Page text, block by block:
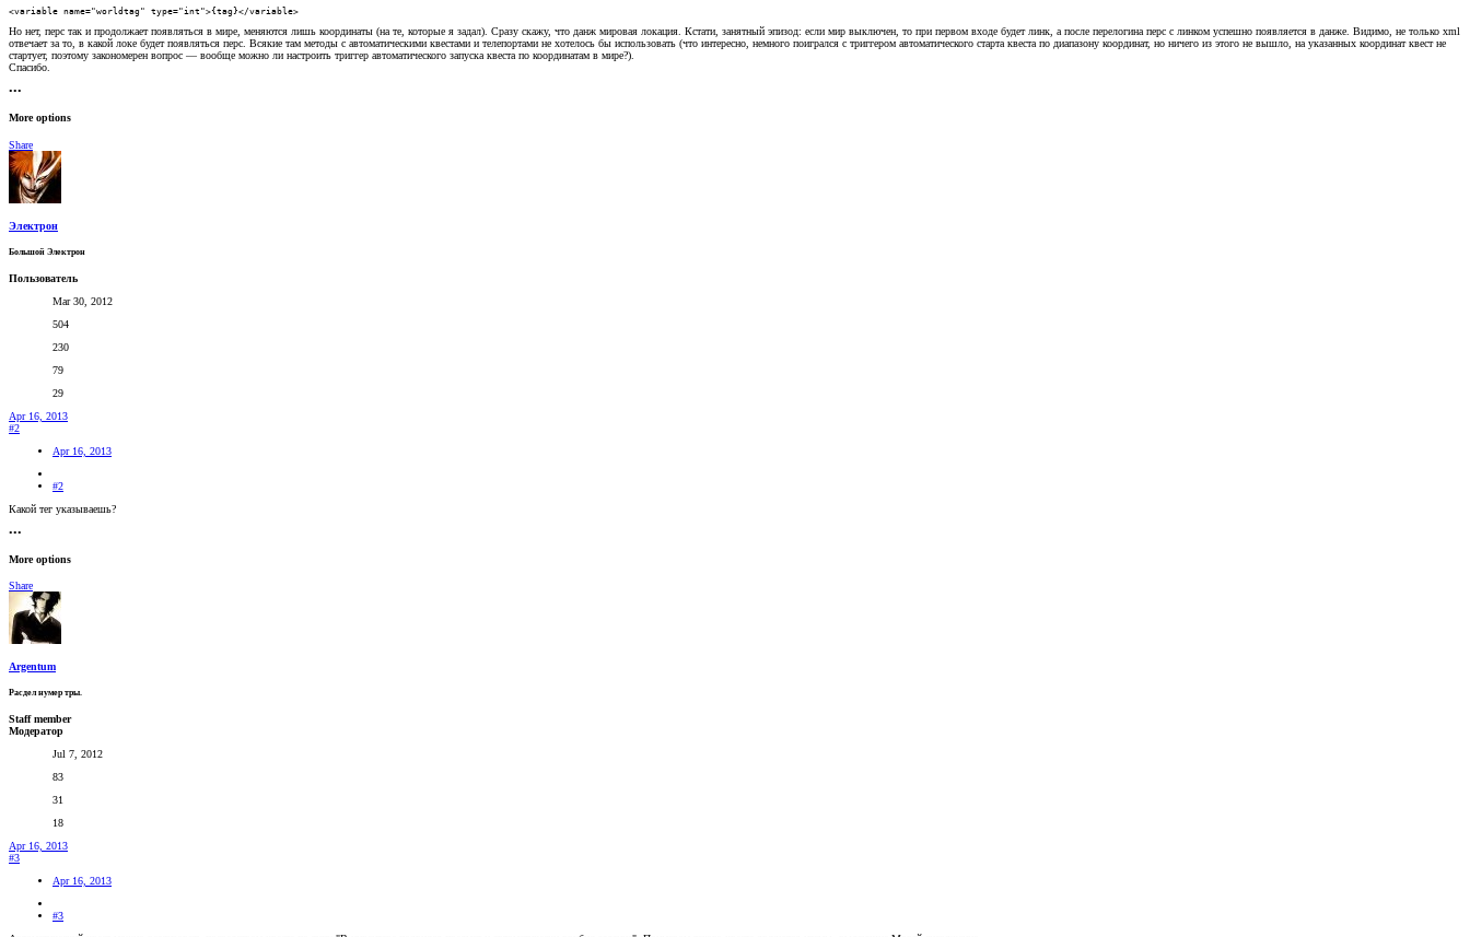
<variable name="worldtag" type="int">{tag}</variable>
Но нет, перс так и продолжает появляться в мире, меняются лишь координаты (на те, которые я задал). Сразу скажу, что данж мировая локация. Кстати, занятный эпизод: если мир выключен, то при первом входе будет линк, а после перелогина перс с линком успешно появляется в данже. Видимо, не только xml
отвечает за то, в какой локе будет появляться перс. Всякие там методы с автоматическими квестами и телепортами не хотелось бы использовать (что интересно, немного поигрался с триггером автоматического старта квеста по диапазону координат, но ничего из этого не вышло, на указанных координат квест не
стартует, поэтому закономерен вопрос — вообще можно ли настроить триггер автоматического запуска квеста по координатам в мире?).
Спасибо.
•••
More options
Share
Электрон
Большой Электрон
Пользователь
Mar 30, 2012
504
230
79
29
Apr 16, 2013
#2
Apr 16, 2013
#2
Какой тег указываешь?
•••
More options
Share
Argentum
Расдел нумер тры.
Staff member
Модератор
Jul 7, 2012
83
31
18
Apr 16, 2013
#3
Apr 16, 2013
#3